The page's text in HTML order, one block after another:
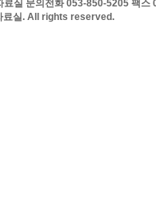
료실 문의전화 053-850-5205 팩스
료실. All rights reserved.